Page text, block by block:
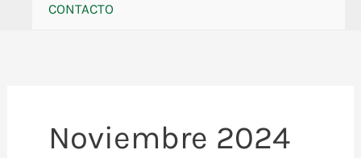
CONTACTO
Noviembre 2024